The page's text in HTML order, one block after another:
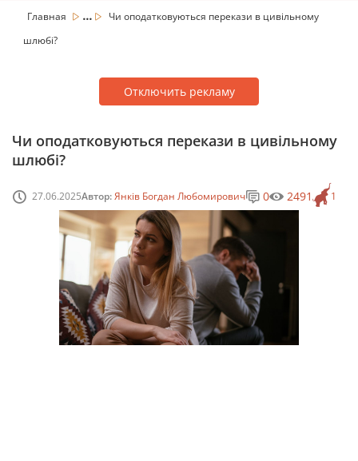
Главная ...
Чи оподатковуються перекази в цивільному
шлюбі?
Отключить рекламу
Чи оподатковуються перекази в цивільному
шлюбі?
27.06.2025Автор:Янків Богдан Любомирович 1
0 2491